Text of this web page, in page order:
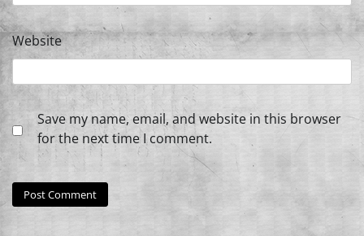
Website
Save my name, email, and website in this browser
for the next time I comment.